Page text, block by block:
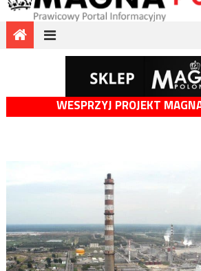
WESPRZYJ PROJEKT